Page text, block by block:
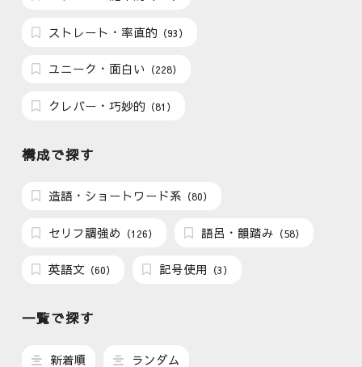
ストレート・率直的 （93）
ユニーク・面白い （228）
クレバー・巧妙的 （81）
構成で探す
造語・ショートワード系 （80）
セリフ調強め （126） 語呂・韻踏み （58）
英語文 （60） 記号使用 （3）
一覧で探す
新着順 ランダム